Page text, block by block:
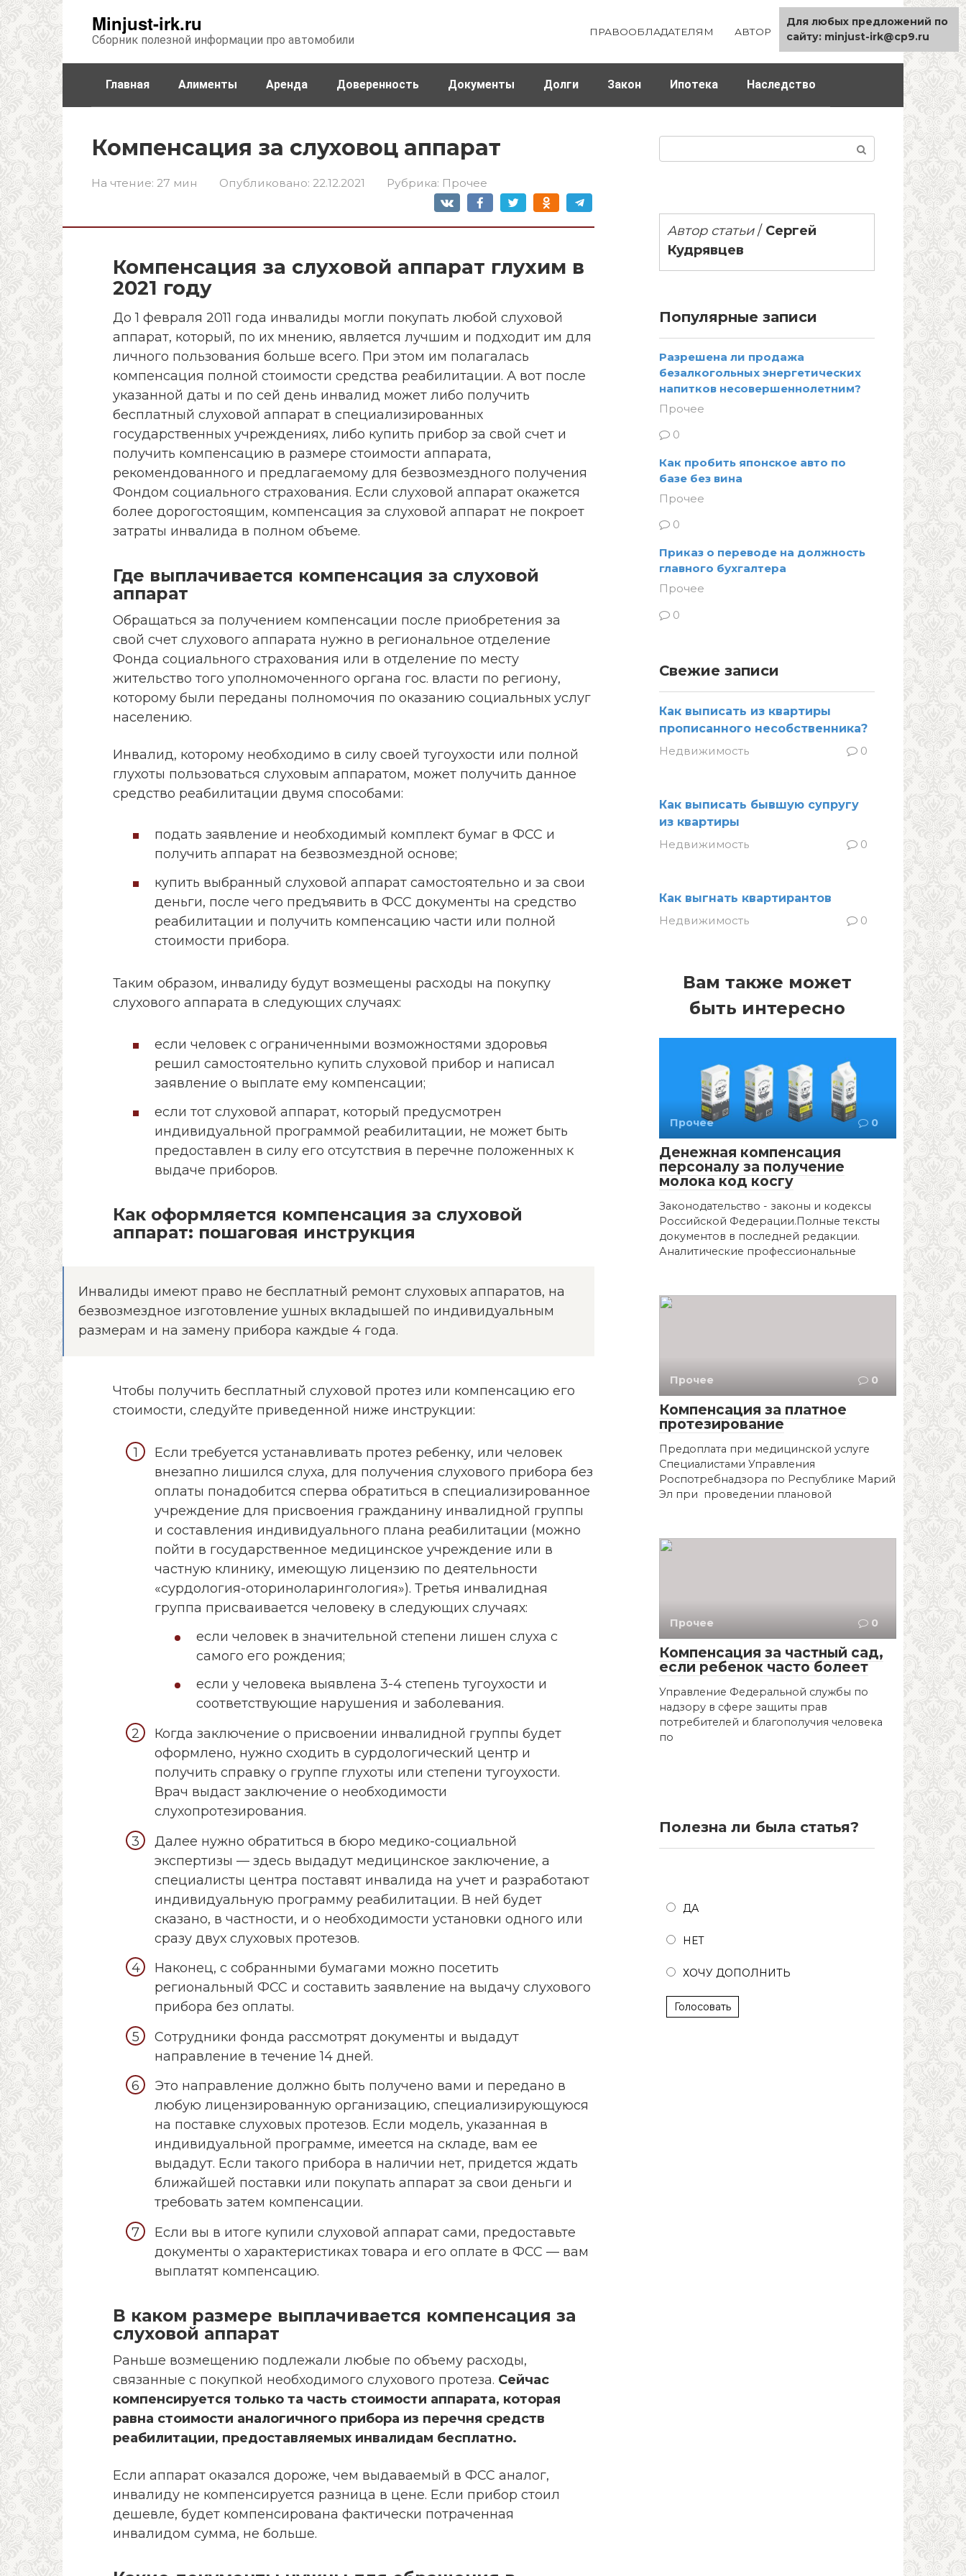
Minjust-irk.ru
Сборник полезной информации про автомобили
ПРАВООБЛАДАТЕЛЯМ АВТОР КАРТА САЙТА
Главная Алименты Аренда Доверенность Документы Долги Закон Ипотека Наследство
Компенсация за слуховоц аппарат
На чтение: 27 мин Опубликовано: 22.12.2021 Рубрика: Прочее
Компенсация за слуховой аппарат глухим в
2021 году
До 1 февраля 2011 года инвалиды могли покупать любой слуховой
аппарат, который, по их мнению, является лучшим и подходит им для
личного пользования больше всего. При этом им полагалась
компенсация полной стоимости средства реабилитации. А вот после
указанной даты и по сей день инвалид может либо получить
бесплатный слуховой аппарат в специализированных
государственных учреждениях, либо купить прибор за свой счет и
получить компенсацию в размере стоимости аппарата,
рекомендованного и предлагаемому для безвозмездного получения
Фондом социального страхования. Если слуховой аппарат окажется
более дорогостоящим, компенсация за слуховой аппарат не покроет
затраты инвалида в полном объеме.
Где выплачивается компенсация за слуховой
аппарат
Обращаться за получением компенсации после приобретения за
свой счет слухового аппарата нужно в региональное отделение
Фонда социального страхования или в отделение по месту
жительство того уполномоченного органа гос. власти по региону,
которому были переданы полномочия по оказанию социальных услуг
населению.
Инвалид, которому необходимо в силу своей тугоухости или полной
глухоты пользоваться слуховым аппаратом, может получить данное
средство реабилитации двумя способами:
подать заявление и необходимый комплект бумаг в ФСС и
получить аппарат на безвозмездной основе;
купить выбранный слуховой аппарат самостоятельно и за свои
деньги, после чего предъявить в ФСС документы на средство
реабилитации и получить компенсацию части или полной
стоимости прибора.
Таким образом, инвалиду будут возмещены расходы на покупку
слухового аппарата в следующих случаях:
если человек с ограниченными возможностями здоровья
решил самостоятельно купить слуховой прибор и написал
заявление о выплате ему компенсации;
если тот слуховой аппарат, который предусмотрен
индивидуальной программой реабилитации, не может быть
предоставлен в силу его отсутствия в перечне положенных к
выдаче приборов.
Как оформляется компенсация за слуховой
аппарат: пошаговая инструкция
Инвалиды имеют право не бесплатный ремонт слуховых аппаратов, на
безвозмездное изготовление ушных вкладышей по индивидуальным
размерам и на замену прибора каждые 4 года.
Чтобы получить бесплатный слуховой протез или компенсацию его
стоимости, следуйте приведенной ниже инструкции:
Если требуется устанавливать протез ребенку, или человек
внезапно лишился слуха, для получения слухового прибора без
оплаты понадобится сперва обратиться в специализированное
учреждение для присвоения гражданину инвалидной группы
и составления индивидуального плана реабилитации (можно
пойти в государственное медицинское учреждение или в
частную клинику, имеющую лицензию по деятельности
«сурдология-оториноларингология»). Третья инвалидная
группа присваивается человеку в следующих случаях:
если человек в значительной степени лишен слуха с
самого его рождения;
если у человека выявлена 3-4 степень тугоухости и
соответствующие нарушения и заболевания.
Когда заключение о присвоении инвалидной группы будет
оформлено, нужно сходить в сурдологический центр и
получить справку о группе глухоты или степени тугоухости.
Врач выдаст заключение о необходимости
слухопротезирования.
Далее нужно обратиться в бюро медико-социальной
экспертизы — здесь выдадут медицинское заключение, а
специалисты центра поставят инвалида на учет и разработают
индивидуальную программу реабилитации. В ней будет
сказано, в частности, и о необходимости установки одного или
сразу двух слуховых протезов.
Наконец, с собранными бумагами можно посетить
региональный ФСС и составить заявление на выдачу слухового
прибора без оплаты.
Сотрудники фонда рассмотрят документы и выдадут
направление в течение 14 дней.
Это направление должно быть получено вами и передано в
любую лицензированную организацию, специализирующуюся
на поставке слуховых протезов. Если модель, указанная в
индивидуальной программе, имеется на складе, вам ее
выдадут. Если такого прибора в наличии нет, придется ждать
ближайшей поставки или покупать аппарат за свои деньги и
требовать затем компенсации.
Если вы в итоге купили слуховой аппарат сами, предоставьте
документы о характеристиках товара и его оплате в ФСС — вам
выплатят компенсацию.
В каком размере выплачивается компенсация за
слуховой аппарат
Раньше возмещению подлежали любые по объему расходы,
связанные с покупкой необходимого слухового протеза. Сейчас
компенсируется только та часть стоимости аппарата, которая
равна стоимости аналогичного прибора из перечня средств
реабилитации, предоставляемых инвалидам бесплатно.
Если аппарат оказался дороже, чем выдаваемый в ФСС аналог,
инвалиду не компенсируется разница в цене. Если прибор стоил
дешевле, будет компенсирована фактически потраченная
инвалидом сумма, не больше.
Автор статьи/ Сергей
Кудрявцев
Популярные записи
Разрешена ли продажа
безалкогольных энергетических
напитков несовершеннолетним?
Прочее
0
Как пробить японское авто по
базе без вина
Прочее
0
Приказ о переводе на должность
главного бухгалтера
Прочее
0
Свежие записи
Как выписать из квартиры
прописанного несобственника?
Недвижимость
0
Как выписать бывшую супругу
из квартиры
Недвижимость
0
Как выгнать квартирантов
Недвижимость
0
Вам также может
быть интересно
Прочее 0
Денежная компенсация
персоналу за получение
молока код косгу
Законодательство - законы и кодексы
Российской Федерации.Полные тексты
документов в последней редакции.
Аналитические профессиональные
Прочее 0
Компенсация за платное
протезирование
Предоплата при медицинской услуге
Специалистами Управления
Роспотребнадзора по Республике Марий
Эл при проведении плановой
Прочее 0
Компенсация за частный сад,
если ребенок часто болеет
Управление Федеральной службы по
надзору в сфере защиты прав
потребителей и благополучия человека
по
Полезна ли была статья?
ДА
НЕТ
ХОЧУ ДОПОЛНИТЬ
Голосовать
Для любых предложений по
сайту: minjust-irk@cp9.ru